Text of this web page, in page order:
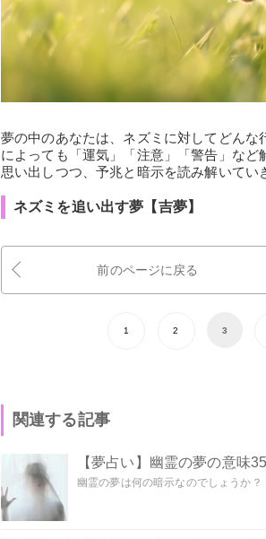
夢の中のあなたは、ネズミに対してどん
によっても「運気」「注意」「警告」な
思い出しつつ、予兆と暗示を読み解いてい
ネズミを追い出す夢【吉夢】
前のページに戻る
1 2 3
関連する記事
【夢占い】幽霊の夢の意味
幽霊の夢は何の暗示なのでしょうか